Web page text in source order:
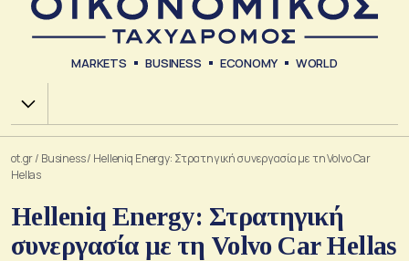
MARKETS BUSINESS ECONOMY WORLD
Χ.Α.
ot.gr/ Business/ Helleniq Energy: Στρατηγική συνεργασία με τη Volvo Car
Hellas
Helleniq Energy: Στρατηγική
συνεργασία με τη Volvo Car Hellas